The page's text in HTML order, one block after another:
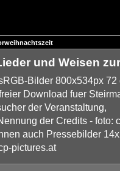
und Weisen
Bilder 800x534px 72
Download fuer
der Veranstaltung,
der Credits - foto:
auch Pressebilder
pictures.at